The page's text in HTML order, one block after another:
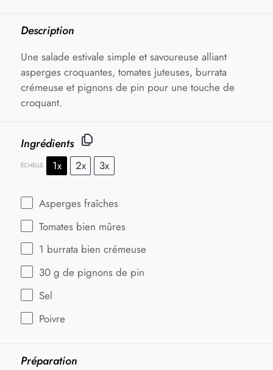
Description
Une salade estivale simple et savoureuse alliant
asperges croquantes, tomates juteuses, burrata
crémeuse et pignons de pin pour une touche de
croquant.
Ingrédients
ÉCHELLE 1x 2x 3x
Asperges fraîches
Tomates bien mûres
1 burrata bien crémeuse
30 g de pignons de pin
Sel
Poivre
Préparation